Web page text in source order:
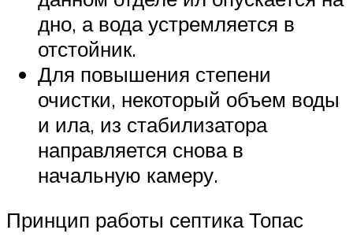
дно, а вода устремляется в
отстойник.
Для повышения степени
очистки, некоторый объем воды
и ила, из стабилизатора
направляется снова в
начальную камеру.
Принцип работы септика Топас